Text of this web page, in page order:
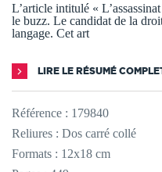
L’article intitulé «
le buzz. Le candidat de la
langage. Cet art
LIRE LE RÉSUMÉ
Référence : 179840
Reliures : Dos carré collé
Formats : 12x18 cm